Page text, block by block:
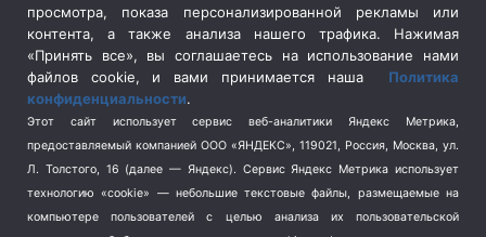
Социальная политика
(3)
Спецоперация в Украине
Спецоперация на Украине
(404)
Спорт (740)
Терроризм (1)
Транспорт (262)
Туризм (178)
просмотра, показа персонализированной рекламы или
контента, а также анализа нашего трафика. Нажимая
«Принять все», вы соглашаетесь на использование нами
файлов cookie, и вами принимается наша Политика
конфиденциальности.
Этот сайт использует сервис веб-аналитики Яндекс Метрика,
предоставляемый компанией ООО «ЯНДЕКС», 119021, Россия, Москва, ул.
Л. Толстого, 16 (далее — Яндекс). Сервис Яндекс Метрика использует
технологию «cookie» — небольшие текстовые файлы, размещаемые на
компьютере пользователей с целью анализа их пользовательской